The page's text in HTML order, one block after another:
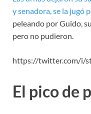
y senadora, se la jugó
peleando por Guido,
pero no pudieron.
https://twitter.com/i/
El pico de